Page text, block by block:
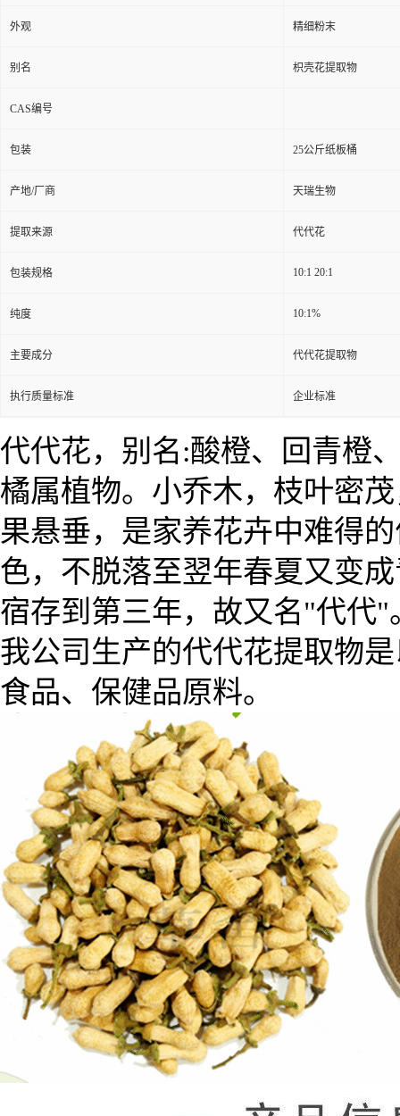
外观 精细粉末
别名 枳壳花提取物
CAS编号
包装 25公斤纸板桶
产地/厂商 天瑞生物
提取来源 代代花
包装规格 10:1 20:1
纯度 10:1%
主要成分 代代花提取物
执行质量标准 企业标准
代代花，别名:酸橙、回青橙
橘属植物。小乔木，枝叶密
果悬垂，是家养花卉中难得
色，不脱落至翌年春夏又变
宿存到第三年，故又名"代代"
我公司生产的代代花提取物
食品、保健品原料。